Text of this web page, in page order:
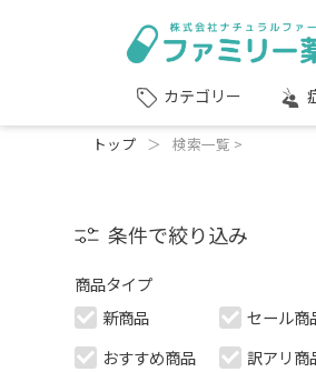
カテゴリー
トップ ＞ 検索一覧 >
条件で絞り込み
商品タイプ
新商品
セール商
おすすめ商品
訳アリ商